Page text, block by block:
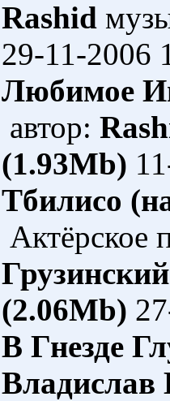
Rashid
29-11-2006
Любимое
автор:
(1.93Mb)
Тбилисо
Актёрское
Грузинский
(2.06Mb)
В Гнезде